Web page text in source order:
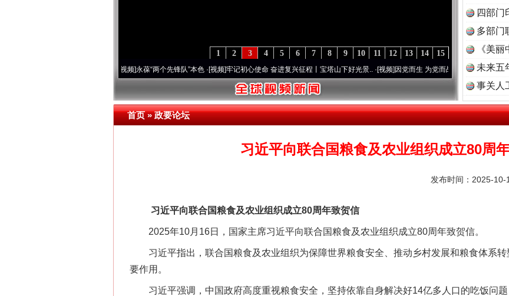
15
14
13
12
11
10
9
8
7
6
5
4
3
2
1
永葆“两个先锋队”本色·[视频] 牢记初心使命 奋进复兴征程丨宝塔山下好光景..·[视频] 因党而生 为党而战——百年“纪”事⑧加强纪
读
四部门
多部门
《美
未来五
事关人
首页»政要论坛
习近平向联合国粮食及农业组织成立80周
发布时间：2025-10-
习近平向联合国粮食及农业组织成立80周年致贺信
2025年10月16日，国家主席习近平向联合国粮食及农业组织成立80周年致贺信。
习近平指出，联合国粮食及农业组织为保障世界粮食安全、推动乡村发展和粮食体系转
要作用。
习近平强调，中国政府高度重视粮食安全，坚持依靠自身解决好14亿多人口的吃饭问题